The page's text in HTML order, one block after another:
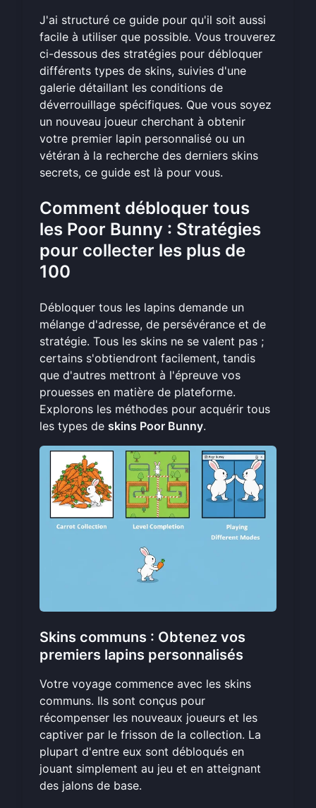
J'ai structuré ce guide pour qu'il soit aussi
facile à utiliser que possible. Vous trouverez
ci-dessous des stratégies pour débloquer
différents types de skins, suivies d'une
galerie détaillant les conditions de
déverrouillage spécifiques. Que vous soyez
un nouveau joueur cherchant à obtenir
votre premier lapin personnalisé ou un
vétéran à la recherche des derniers skins
secrets, ce guide est là pour vous.
Comment débloquer tous
les Poor Bunny : Stratégies
pour collecter les plus de
100
Débloquer tous les lapins demande un
mélange d'adresse, de persévérance et de
stratégie. Tous les skins ne se valent pas ;
certains s'obtiendront facilement, tandis
que d'autres mettront à l'épreuve vos
prouesses en matière de plateforme.
Explorons les méthodes pour acquérir tous
les types de skins Poor Bunny.
Skins communs : Obtenez vos
premiers lapins personnalisés
Votre voyage commence avec les skins
communs. Ils sont conçus pour
récompenser les nouveaux joueurs et les
captiver par le frisson de la collection. La
plupart d'entre eux sont débloqués en
jouant simplement au jeu et en atteignant
des jalons de base.